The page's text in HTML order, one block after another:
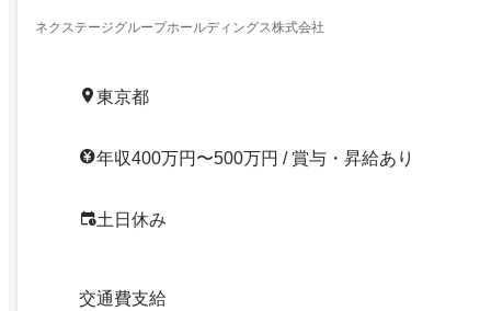
ネクステージグループホールディングス株式会社
東京都
年収400万円〜500万円 / 賞与・昇給あり
土日休み
交通費支給